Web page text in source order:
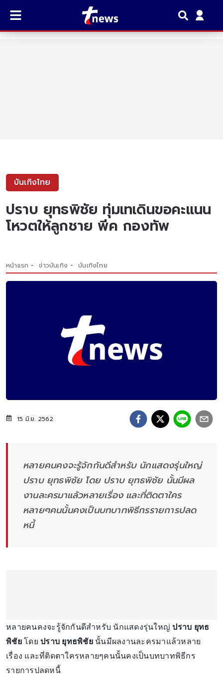
บันเทิงไทย
ปราบ ยุทธพิชัย ทุ่มเทเดินขอคะแนน
โหวตให้ลูกชาย พีค กองทัพ
หน้าแรก ข่าวบันเทิง บันเทิงไทย
15 มิ.ย. 2562
หลายคนคงจะรู้จักกันดีสำหรับ นักแสดงรุ่นใหญ่
ปราบ ยุทธพิชัย โดย ปราบ ยุทธพิชัย นั้นมีผล
งานละครมาแล้วหลายเรื่อง และที่ติดตาใคร
หลายๆคนนั้นคงเป็นบทบาทพิธีกรรายการปลด
หนี้
หลายคนคงจะรู้จักกันดีสำหรับ นักแสดงรุ่นใหญ่ ปราบ ยุทธ
พิชัยโดย ปราบ ยุทธพิชัยนั้นมีผลงานละครมาแล้วหลาย
เรื่อง และที่ติดตาใครหลายๆคนนั้นคงเป็นบทบาทพิธีกร
รายการปลดหนี้